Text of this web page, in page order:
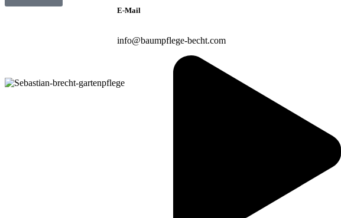
E-Mail
info@baumpflege-becht.com